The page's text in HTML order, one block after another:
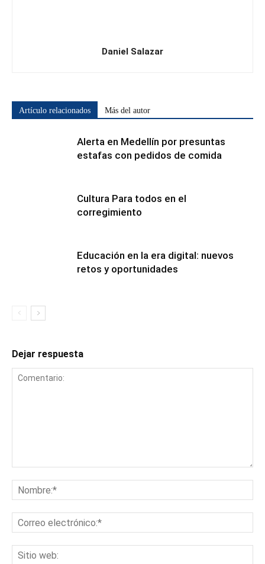
Daniel Salazar
Artículo relacionados Más del autor
Alerta en Medellín por presuntas
estafas con pedidos de comida
Cultura Para todos en el
corregimiento
Educación en la era digital: nuevos
retos y oportunidades
Dejar respuesta